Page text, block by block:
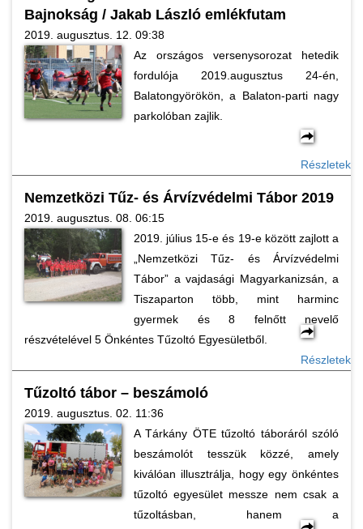
Bajnokság / Jakab László emlékfutam
2019. augusztus. 12. 09:38
Az országos versenysorozat hetedik
fordulója 2019.augusztus 24-én,
Balatongyörökön, a Balaton-parti nagy
parkolóban zajlik.
Részletek
Nemzetközi Tűz- és Árvízvédelmi Tábor 2019
2019. augusztus. 08. 06:15
2019. július 15-e és 19-e között zajlott a
„Nemzetközi Tűz- és Árvízvédelmi
Tábor” a vajdasági Magyarkanizsán, a
Tiszaparton több, mint harminc
gyermek és 8 felnőtt nevelő
részvételével 5 Önkéntes Tűzoltó Egyesületből.
Részletek
Tűzoltó tábor – beszámoló
2019. augusztus. 02. 11:36
A Tárkány ÖTE tűzoltó táboráról szóló
beszámolót tesszük közzé, amely
kiválóan illusztrálja, hogy egy önkéntes
tűzoltó egyesület messze nem csak a
tűzoltásban, hanem a